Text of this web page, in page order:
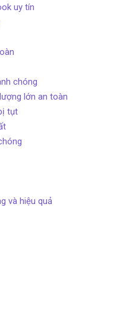
uy tín
chóng
lớn an toàn
tụt
và hiệu quả